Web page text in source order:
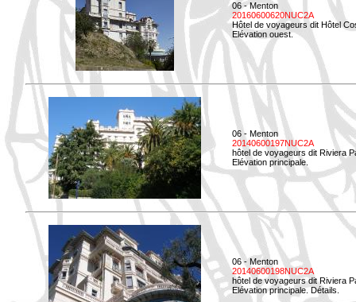
06 - Menton
20160600620NUC2A
Hôtel de voyageurs dit Hôtel
Elévation ouest.
06 - Menton
20140600197NUC2A
hôtel de voyageurs dit Riviera
Elévation principale.
06 - Menton
20140600198NUC2A
hôtel de voyageurs dit Riviera
Elévation principale. Détails.